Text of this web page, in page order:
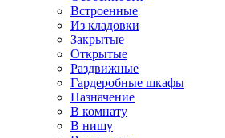
Встроенные
Из кладовки
Закрытые
Открытые
Раздвижные
Гардеробные шкафы
Назначение
В комнату
В нишу